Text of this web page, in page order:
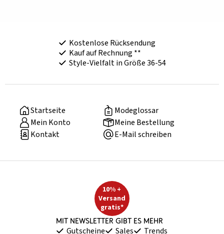
Kostenlose Rücksendung
Kauf auf Rechnung **
Style-Vielfalt in Größe 36-54
Startseite
Modeglossar
Mein Konto
Meine Bestellung
Kontakt
E-Mail schreiben
10% +
Versand
gratis*
Mit Newsletter gibt es mehr
Gutscheine Sales Trends